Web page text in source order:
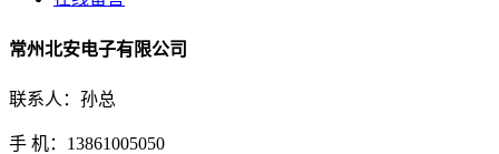
常州北安电子有限公司
联系人：孙总
手 机：13861005050